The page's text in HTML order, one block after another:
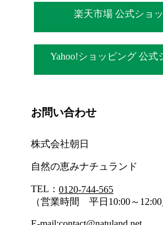
楽天市場 公式ショ
Yahoo!ショッピング 公式
お問い合わせ
株式会社朝日
自然の恵みナチュランド
TEL：0120-744-565
（営業時間 平日10:00～12:00